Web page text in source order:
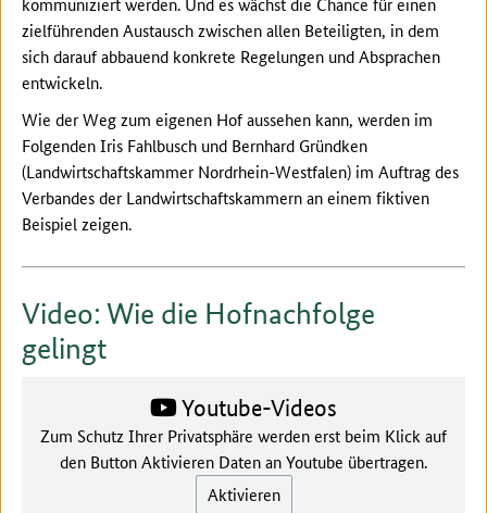
zielführenden Austausch zwischen allen Beteiligten, in dem
sich darauf abbauend konkrete Regelungen und Absprachen
entwickeln.
Wie der Weg zum eigenen Hof aussehen kann, werden im
Folgenden Iris Fahlbusch und Bernhard Gründken
(Landwirtschaftskammer Nordrhein-Westfalen) im Auftrag des
Verbandes der Landwirtschaftskammern an einem fiktiven
Beispiel zeigen.
Video: Wie die Hofnachfolge
gelingt
Youtube-Videos
Zum Schutz Ihrer Privatsphäre werden erst beim Klick auf
den Button Aktivieren Daten an Youtube übertragen.
Aktivieren